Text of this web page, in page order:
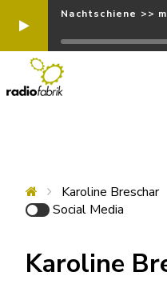
Nachtschiene >>
Karoline Breschar
Social Media
Karoline